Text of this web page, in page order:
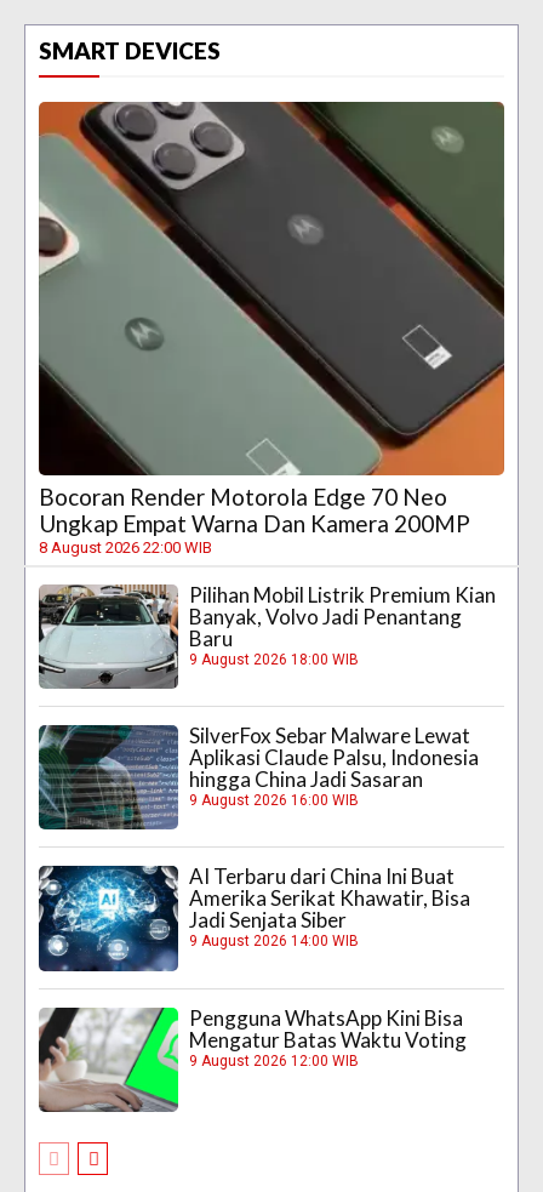
SMART DEVICES
Bocoran Render Motorola Edge 70 Neo
Ungkap Empat Warna Dan Kamera 200MP
8 August 2026 22:00 WIB
Pilihan Mobil Listrik Premium Kian
Banyak, Volvo Jadi Penantang
Baru
9 August 2026 18:00 WIB
SilverFox Sebar Malware Lewat
Aplikasi Claude Palsu, Indonesia
hingga China Jadi Sasaran
9 August 2026 16:00 WIB
AI Terbaru dari China Ini Buat
Amerika Serikat Khawatir, Bisa
Jadi Senjata Siber
9 August 2026 14:00 WIB
Pengguna WhatsApp Kini Bisa
Mengatur Batas Waktu Voting
9 August 2026 12:00 WIB